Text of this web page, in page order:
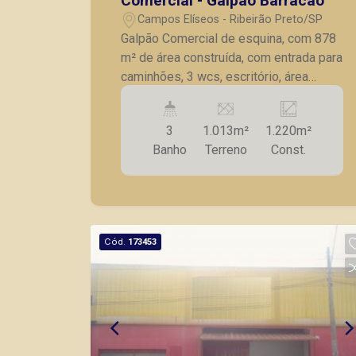
Campos Elíseos - Ribeirão Preto/SP
Galpão Comercial de esquina, com 878
m² de área construída, com entrada para
caminhões, 3 wcs, escritório, área
externa c/ quintal.
3
Banho
1.013m²
Terreno
1.220m²
Const.
Cód. 173453